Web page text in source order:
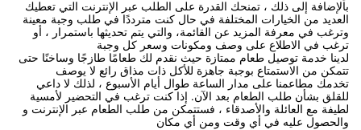
بالإضافة إلى ذلك ، تمنحك القدرة على الطلب عبر الإنترنت التي تعطيك
العديد من الخيارات المختلفة في حال كنت مترددًا في طلب وجبة معينة
وترغب في معرفة المزيد عن القائمة، والتي يتم تحديثها باستمرار ، أو
ترغب في الاطلاع على وصف ومكونات وسعر كل وجبة
لدينا خدمة توصيل طعام ممتازة حيث نقدم لك طعامًا طازجًا وساخنًا حتى
تتمكن من الاستمتاع بوجبة جاهزة للأكل ذات مذاق رائع لا يوصف
تخدمك مطاعمنا على مدار الساعة طوال أيام الأسبوع ، لذلك لا داعي
للقلق بشأن طلب الطعام بعد الآن. إذا كنت ترغب في التحضير لأمسية
لطيفة مع العائلة والأصدقاء ، فستتمكن من طلب الطعام عبر الإنترنت و
والحصول عليه في أي وقت ومن أي مكان